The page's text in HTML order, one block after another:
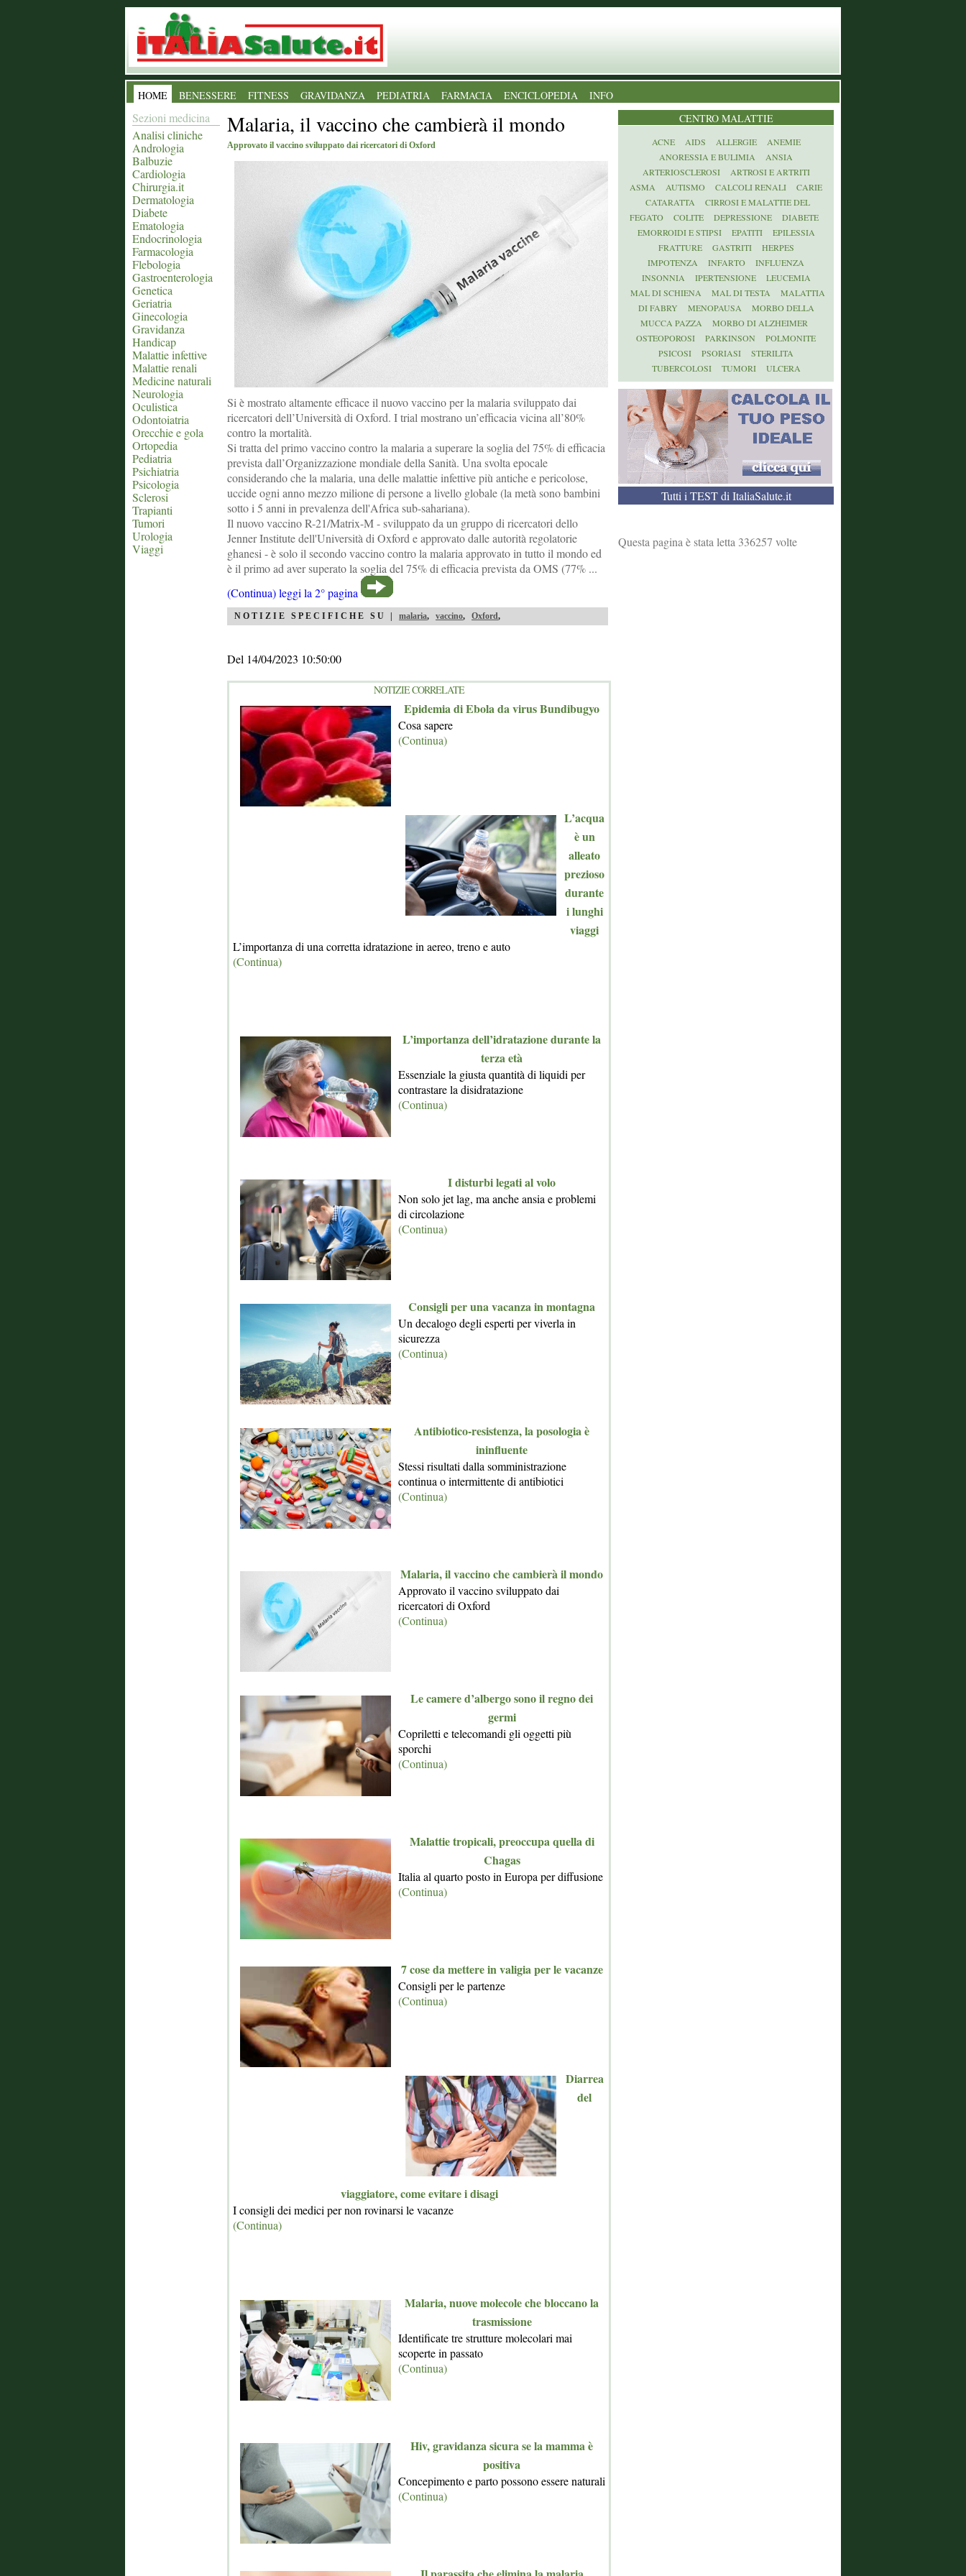
HOME BENESSERE FITNESS GRAVIDANZA PEDIATRIA FARMACIA ENCICLOPEDIA INFO
Sezioni medicina
Analisi cliniche
Andrologia
Balbuzie
Cardiologia
Chirurgia.it
Dermatologia
Diabete
Ematologia
Endocrinologia
Farmacologia
Flebologia
Gastroenterologia
Genetica
Geriatria
Ginecologia
Gravidanza
Handicap
Malattie infettive
Malattie renali
Medicine naturali
Neurologia
Oculistica
Odontoiatria
Orecchie e gola
Ortopedia
Pediatria
Psichiatria
Psicologia
Sclerosi
Trapianti
Tumori
Urologia
Viaggi
Malaria, il vaccino che cambierà il mondo
Approvato il vaccino sviluppato dai ricercatori di Oxford
Si è mostrato altamente efficace il nuovo vaccino per la malaria sviluppato dai
ricercatori dell’Università di Oxford. I trial mostrano un’efficacia vicina all’80%
contro la mortalità.
Si tratta del primo vaccino contro la malaria a superare la soglia del 75% di efficacia
prevista dall’Organizzazione mondiale della Sanità. Una svolta epocale
considerando che la malaria, una delle malattie infettive più antiche e pericolose,
uccide ogni anno mezzo milione di persone a livello globale (la metà sono bambini
sotto i 5 anni in prevalenza dell'Africa sub-sahariana).
Il nuovo vaccino R-21/Matrix-M - sviluppato da un gruppo di ricercatori dello
Jenner Institute dell'Università di Oxford e approvato dalle autorità regolatorie
ghanesi - è solo il secondo vaccino contro la malaria approvato in tutto il mondo ed
è il primo ad aver superato la soglia del 75% di efficacia prevista da OMS (77% ...
(Continua) leggi la 2° pagina
NOTIZIE SPECIFICHE SU | malaria, vaccino, Oxford,
Del 14/04/2023 10:50:00
NOTIZIE CORRELATE
Epidemia di Ebola da virus Bundibugyo
Cosa sapere
(Continua)
L’acqua
è un
alleato
prezioso
durante
i lunghi
viaggi
L’importanza di una corretta idratazione in aereo, treno e auto
(Continua)
L’importanza dell’idratazione durante la
terza età
Essenziale la giusta quantità di liquidi per
contrastare la disidratazione
(Continua)
I disturbi legati al volo
Non solo jet lag, ma anche ansia e problemi
di circolazione
(Continua)
Consigli per una vacanza in montagna
Un decalogo degli esperti per viverla in
sicurezza
(Continua)
Antibiotico-resistenza, la posologia è
ininfluente
Stessi risultati dalla somministrazione
continua o intermittente di antibiotici
(Continua)
Malaria, il vaccino che cambierà il mondo
Approvato il vaccino sviluppato dai
ricercatori di Oxford
(Continua)
Le camere d’albergo sono il regno dei
germi
Copriletti e telecomandi gli oggetti più
sporchi
(Continua)
Malattie tropicali, preoccupa quella di
Chagas
Italia al quarto posto in Europa per diffusione
(Continua)
7 cose da mettere in valigia per le vacanze
Consigli per le partenze
(Continua)
Diarrea
del
viaggiatore, come evitare i disagi
I consigli dei medici per non rovinarsi le vacanze
(Continua)
Malaria, nuove molecole che bloccano la
trasmissione
Identificate tre strutture molecolari mai
scoperte in passato
(Continua)
Hiv, gravidanza sicura se la mamma è
positiva
Concepimento e parto possono essere naturali
(Continua)
CENTRO MALATTIE
ACNE AIDS ALLERGIE
ANEMIE
ANORESSIA E BULIMIA
ANSIA
ARTERIOSCLEROSI
ARTROSI E ARTRITI
ASMA
AUTISMO CALCOLI RENALI
CARIE
CATARATTA
CIRROSI E MALATTIE DEL
FEGATO
COLITE DEPRESSIONE
DIABETE
EMORROIDI E STIPSI
EPATITI
EPILESSIA
FRATTURE
GASTRITI
HERPES
IMPOTENZA
INFARTO
INFLUENZA
INSONNIA
IPERTENSIONE
LEUCEMIA
MAL DI SCHIENA
MAL DI TESTA
MALATTIA
DI FABRY
MENOPAUSA
MORBO DELLA
MUCCA PAZZA
MORBO DI ALZHEIMER
OSTEOPOROSI
PARKINSON
POLMONITE
PSICOSI
PSORIASI
STERILITA
TUBERCOLOSI
TUMORI ULCERA
Tutti i TEST di ItaliaSalute.it
Questa pagina è stata letta 336257 volte